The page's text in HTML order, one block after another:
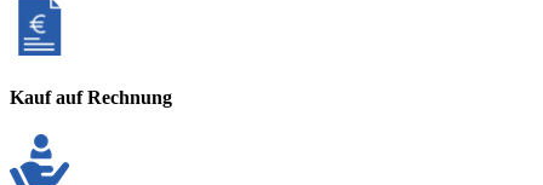
Kauf auf Rechnung